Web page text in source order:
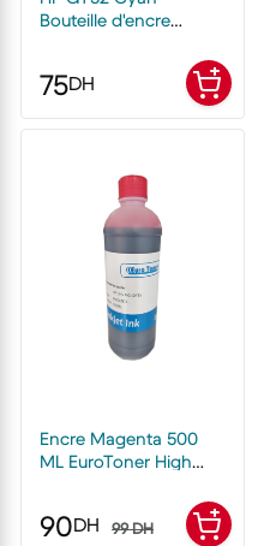
Bouteille d'encre
75DH
Encre Magenta 500
ML EuroToner High
90DH 99 DH